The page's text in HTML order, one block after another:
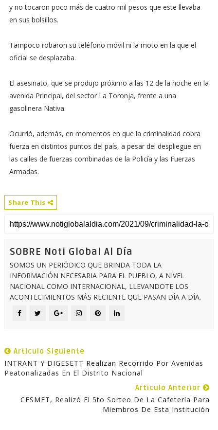
y no tocaron poco más de cuatro mil pesos que este llevaba
en sus bolsillos.
Tampoco robaron su teléfono móvil ni la moto en la que el
oficial se desplazaba.
El asesinato, que se produjo próximo a las 12 de la noche en la
avenida Principal, del sector La Toronja, frente a una
gasolinera Nativa.
Ocurrió, además, en momentos en que la criminalidad cobra
fuerza en distintos puntos del país, a pesar del despliegue en
las calles de fuerzas combinadas de la Policía y las Fuerzas
Armadas.
Share This
SOBRE Noti Global Al Día
SOMOS UN PERIÓDICO QUE BRINDA TODA LA
INFORMACIÓN NECESARIA PARA EL PUEBLO, A NIVEL
NACIONAL COMO INTERNACIONAL, LLEVANDOTE LOS
ACONTECIMIENTOS MÁS RECIENTE QUE PASAN DÍA A DÍA.
Articulo Siguiente
INTRANT Y DIGESETT Realizan Recorrido Por Avenidas
Peatonalizadas En El Distrito Nacional
Articulo Anterior
CESMET, Realizó El 5to Sorteo De La Cafetería Para
Miembros De Esta Institución